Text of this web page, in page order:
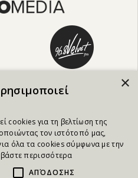
×
cookies για τη βελτίωση της
τον ιστότοπό μας,
όλα τα cookies σύμφωνα με την
περισσότερα
ΑΠΌΔΟΣΗΣ